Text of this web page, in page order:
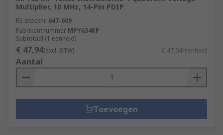
Multiplier, 10 MHz, 14-Pin PDIP
RS-stocknr. 647-609
Fabrikantnummer MPY634KP
Subtotaal (1 eenheid)
€ 47,94(excl. BTW) € 47,94/eenheid
Aantal
Toevoegen